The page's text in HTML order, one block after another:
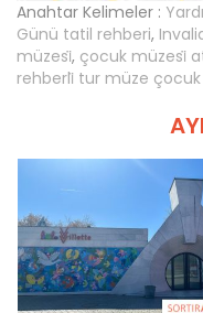
Anahtar Kelimeler :
Günü tatil rehberi,
müzesi̇, çocuk müzesi̇
rehberli̇ tur müze